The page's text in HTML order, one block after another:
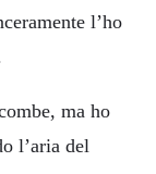
l’ho
ma ho
l’aria del